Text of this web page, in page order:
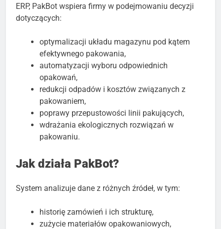
ERP, PakBot wspiera firmy w podejmowaniu decyzji
dotyczących:
optymalizacji układu magazynu pod kątem
efektywnego pakowania,
automatyzacji wyboru odpowiednich
opakowań,
redukcji odpadów i kosztów związanych z
pakowaniem,
poprawy przepustowości linii pakujących,
wdrażania ekologicznych rozwiązań w
pakowaniu.
Jak działa PakBot?
System analizuje dane z różnych źródeł, w tym:
historię zamówień i ich strukturę,
zużycie materiałów opakowaniowych,